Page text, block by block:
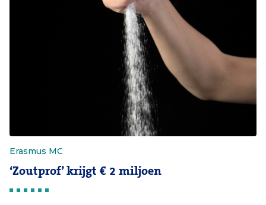
Erasmus MC
‘Zoutprof’ krijgt € 2 miljoen